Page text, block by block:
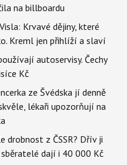
na billboardu
Krvavé dějiny, které
Kreml jen přihlíží a slaví
autoservisy. Čechy
Kč
ze Švédska jí denně
lékaři upozorňují na
drobnost z ČSSR? Dřív ji
dají i 40 000 Kč